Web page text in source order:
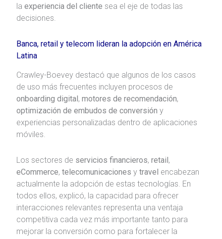
la experiencia del cliente sea el eje de todas las
decisiones.
Banca, retail y telecom lideran la adopción en América
Latina
Crawley-Boevey destacó que algunos de los casos
de uso más frecuentes incluyen procesos de
onboarding digital, motores de recomendación,
optimización de embudos de conversión y
experiencias personalizadas dentro de aplicaciones
móviles.
Los sectores de servicios financieros, retail,
eCommerce, telecomunicaciones y travel encabezan
actualmente la adopción de estas tecnologías. En
todos ellos, explicó, la capacidad para ofrecer
interacciones relevantes representa una ventaja
competitiva cada vez más importante tanto para
mejorar la conversión como para fortalecer la